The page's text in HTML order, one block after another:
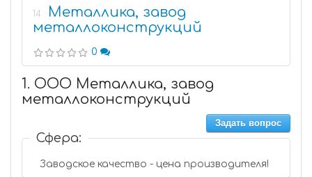
14
Металлика, завод
металлоконструкций
0
1. ООО Металлика, завод
металлоконструкций
Задать вопрос
Сфера:
Заводское качество - цена производителя!